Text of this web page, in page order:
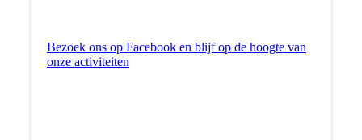
Bezoek ons op Facebook en blijf op de hoogte van
onze activiteiten